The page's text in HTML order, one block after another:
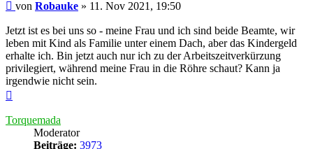
Beitrag
von Robauke » 11. Nov 2021, 19:50
Jetzt ist es bei uns so - meine Frau und ich sind beide Beamte, wir
leben mit Kind als Familie unter einem Dach, aber das Kindergeld
erhalte ich. Bin jetzt auch nur ich zu der Arbeitszeitverkürzung
privilegiert, während meine Frau in die Röhre schaut? Kann ja
irgendwie nicht sein.
Torquemada
Moderator
Beiträge: 3973